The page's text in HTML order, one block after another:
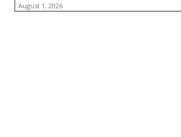
August 1, 2026